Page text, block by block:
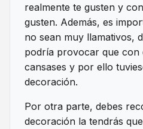
realmente te gusten y
gusten. Además, es
no sean muy llamativos,
podría provocar que con
cansases y por ello
decoración.
Por otra parte, debes
decoración la tendrás